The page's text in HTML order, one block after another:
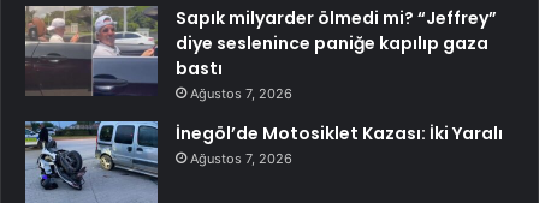
Sapık milyarder ölmedi mi? “Jeffrey”
diye seslenince paniğe kapılıp gaza
bastı
Ağustos 7, 2026
İnegöl’de Motosiklet Kazası: İki Yaralı
Ağustos 7, 2026